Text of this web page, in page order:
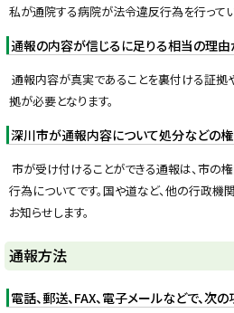
私が通院する病院が法令違反行為を行っ
通報の内容が信じるに足りる相当の理由
通報内容が真実であることを裏付ける証拠
拠が必要となります。
深川市が通報内容について処分などの
市が受け付けることができる通報は、市の
行為についてです。国や道など、他の行政機
お知らせします。
ト
ッ
プ
通報方法
電話、郵送、FAX、電子メールなどで、次